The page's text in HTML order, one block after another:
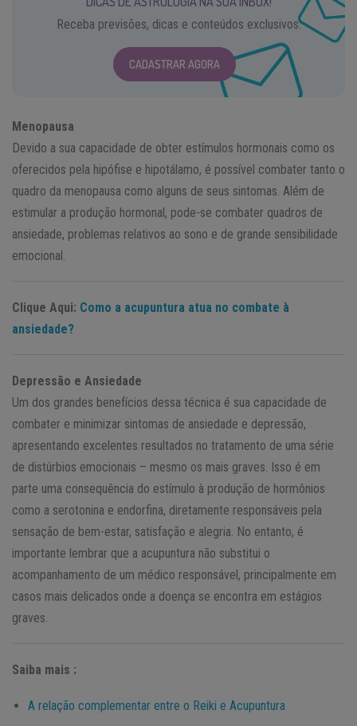
Receba previsões, dicas e conteúdos exclusivos.
CADASTRAR AGORA
Menopausa
Devido a sua capacidade de obter estímulos hormonais como os
oferecidos pela hipófise e hipotálamo, é possível combater tanto o
quadro da menopausa como alguns de seus sintomas. Além de
estimular a produção hormonal, pode-se combater quadros de
ansiedade, problemas relativos ao sono e de grande sensibilidade
emocional.
Clique Aqui: Como a acupuntura atua no combate à
ansiedade?
Depressão e Ansiedade
Um dos grandes benefícios dessa técnica é sua capacidade de
combater e minimizar sintomas de ansiedade e depressão,
apresentando excelentes resultados no tratamento de uma série
de distúrbios emocionais – mesmo os mais graves. Isso é em
parte uma consequência do estímulo à produção de hormônios
como a serotonina e endorfina, diretamente responsáveis pela
sensação de bem-estar, satisfação e alegria. No entanto, é
importante lembrar que a acupuntura não substitui o
acompanhamento de um médico responsável, principalmente em
casos mais delicados onde a doença se encontra em estágios
graves.
Saiba mais :
A relação complementar entre o Reiki e Acupuntura